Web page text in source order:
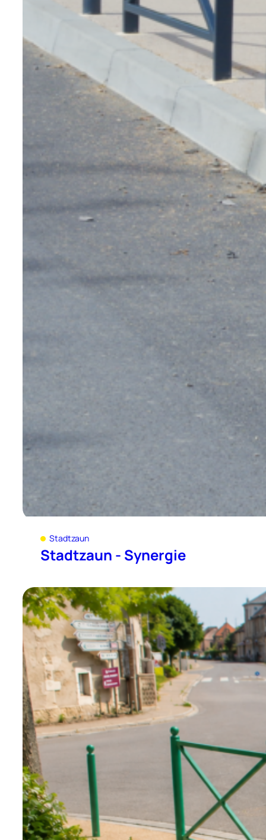
Stadtzaun
Stadtzaun - Synergie